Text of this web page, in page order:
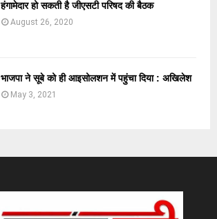
हंगामेदार हो सकती है जीएसटी परिषद की बैठक
August 26, 2020
भाजपा ने सूबे को ही आइसोलशन में पहुंचा दिया : अखिलेश
May 3, 2021